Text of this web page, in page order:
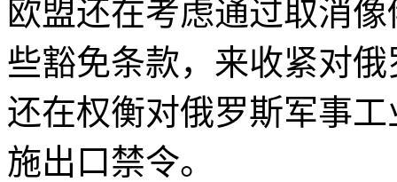
欧盟还在考虑通过取消
些豁免条款，来收紧对
还在权衡对俄罗斯军事
施出口禁令。